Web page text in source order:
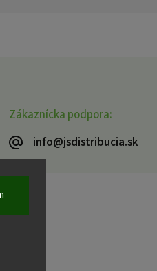
Zákaznícka podpora:
info@jsdistribucia.sk